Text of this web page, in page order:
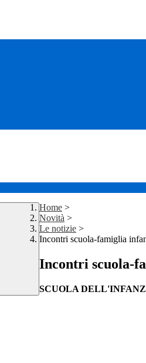
Home >
Novità >
Le notizie >
Incontri scuola-famiglia
Incontri scuola-
SCUOLA